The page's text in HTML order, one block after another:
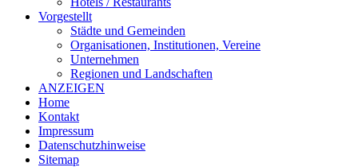
Vorgestellt
Städte und Gemeinden
Organisationen, Institutionen, Vereine
Unternehmen
Regionen und Landschaften
ANZEIGEN
Home
Kontakt
Impressum
Datenschutzhinweise
Sitemap